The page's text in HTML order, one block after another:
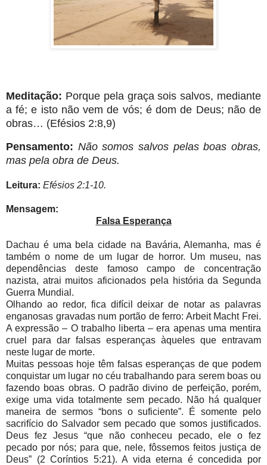
Meditação: Porque pela graça sois salvos, mediante
a fé; e isto não vem de vós; é dom de Deus; não de
obras… (Efésios 2:8,9)
Pensamento: Não somos salvos pelas boas obras,
mas pela obra de Deus.
Leitura: Efésios 2:1-10.
Mensagem:
Falsa Esperança
Dachau é uma bela cidade na Bavária, Alemanha, mas é
também o nome de um lugar de horror. Um museu, nas
dependências deste famoso campo de concentração
nazista, atrai muitos aficionados pela história da Segunda
Guerra Mundial.
Olhando ao redor, fica difícil deixar de notar as palavras
enganosas gravadas num portão de ferro: Arbeit Macht Frei.
A expressão – O trabalho liberta – era apenas uma mentira
cruel para dar falsas esperanças àqueles que entravam
neste lugar de morte.
Muitas pessoas hoje têm falsas esperanças de que podem
conquistar um lugar no céu trabalhando para serem boas ou
fazendo boas obras. O padrão divino de perfeição, porém,
exige uma vida totalmente sem pecado. Não há qualquer
maneira de sermos “bons o suficiente”. É somente pelo
sacrifício do Salvador sem pecado que somos justificados.
Deus fez Jesus “que não conheceu pecado, ele o fez
pecado por nós; para que, nele, fôssemos feitos justiça de
Deus” (2 Coríntios 5:21). A vida eterna é concedida por